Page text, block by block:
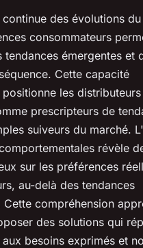
des évolutions
consommateurs
tendances émergentes et
Cette capacité
les distributeurs
prescripteurs de
suiveurs du marché.
révèle
sur les préférences
au-delà des tendances
Cette compréhension
des solutions qui
besoins exprimés et